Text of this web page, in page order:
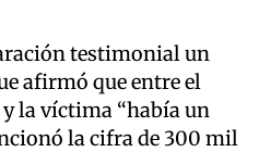
testimonial un
afirmó que entre el
la víctima “había un
la cifra de 300 mil